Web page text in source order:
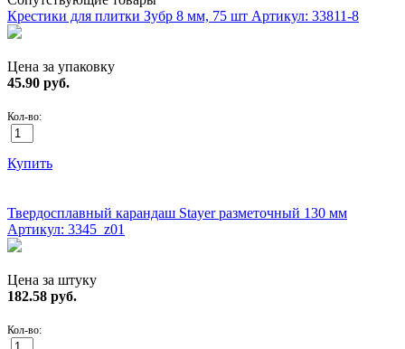
Крестики для плитки Зубр 8 мм, 75 шт Артикул: 33811-8
Цена за упаковку
45.90 руб.
Кол-во:
Купить
Твердосплавный карандаш Stayer разметочный 130 мм
Артикул: 3345_z01
Цена за штуку
182.58 руб.
Кол-во: